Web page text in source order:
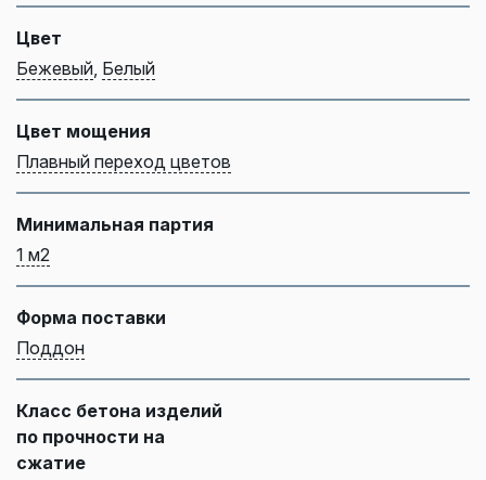
Цвет
Бежевый Белый
Цвет мощения
Плавный переход цветов
Минимальная партия
1 м2
Форма поставки
Поддон
Класс бетона изделий
по прочности на
сжатие